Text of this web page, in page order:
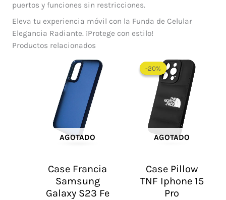
puertos y funciones sin restricciones.
Eleva tu experiencia móvil con la Funda de Celular
Elegancia Radiante. ¡Protege con estilo!
Productos relacionados
AGOTADO
Case Francia
Samsung
Galaxy S23 Fe
-20%
AGOTADO
-20%
Case Pillow
TNF Iphone 15
Pro
precio
original
era:
$ 60.000.